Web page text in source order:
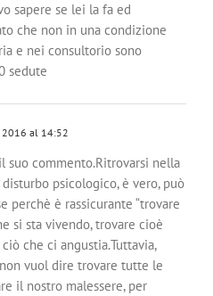
sapere se lei la fa ed
che non in una condizione
e nei consultorio sono
sedute
2016 al 14:52
suo commento.Ritrovarsi nella
psicologico, è vero, può
perchè è rassicurante “trovare
si sta vivendo, trovare cioè
che ci angustia.Tuttavia,
vuol dire trovare tutte le
il nostro malessere, per